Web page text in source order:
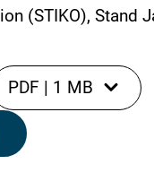
(STIKO), Stand
PDF | 1 MB